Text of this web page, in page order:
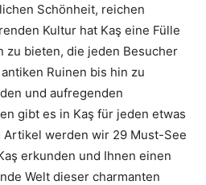
Schönheit, reichen
Kultur hat Kaş eine Fülle
zu bieten, die jeden Besucher
Ruinen bis hin zu
und aufregenden
gibt es in Kaş für jeden etwas
Artikel werden wir 29 Must-See
erkunden und Ihnen einen
Welt dieser charmanten